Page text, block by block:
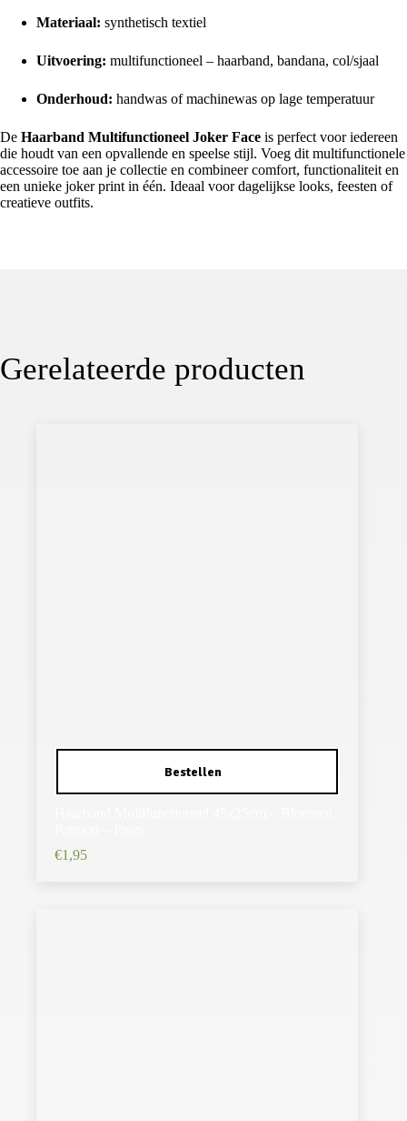
Materiaal: synthetisch textiel
Uitvoering: multifunctioneel – haarband, bandana, col/sjaal
Onderhoud: handwas of machinewas op lage temperatuur
De Haarband Multifunctioneel Joker Face is perfect voor iedereen
die houdt van een opvallende en speelse stijl. Voeg dit multifunctionele
accessoire toe aan je collectie en combineer comfort, functionaliteit en
een unieke joker print in één. Ideaal voor dagelijkse looks, feesten of
creatieve outfits.
Gerelateerde producten
€1,95